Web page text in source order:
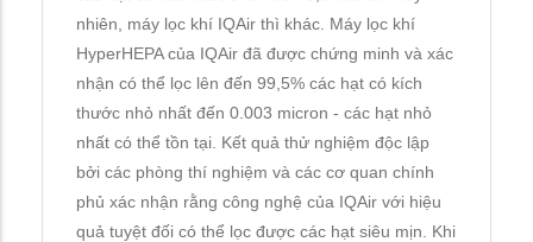
nhiên, máy lọc khí IQAir thì khác. Máy lọc khí
HyperHEPA của IQAir đã được chứng minh và xác
nhận có thể lọc lên đến 99,5% các hạt có kích
thước nhỏ nhất đến 0.003 micron - các hạt nhỏ
nhất có thể tồn tại. Kết quả thử nghiệm độc lập
bởi các phòng thí nghiệm và các cơ quan chính
phủ xác nhận rằng công nghệ của IQAir với hiệu
quả tuyệt đối có thể lọc được các hạt siêu mịn. Khi